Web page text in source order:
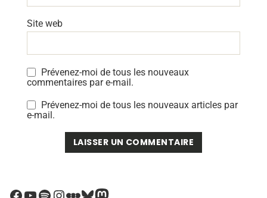
Site web
Prévenez-moi de tous les nouveaux
commentaires par e-mail.
Prévenez-moi de tous les nouveaux articles par
e-mail.